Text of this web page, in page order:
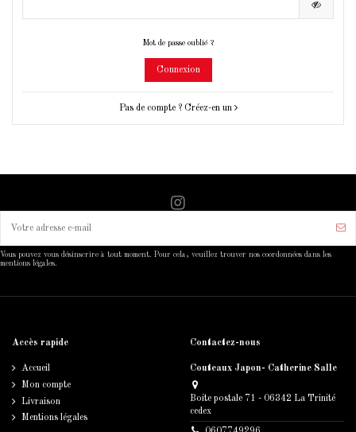
Mot de passe oublié ?
Connexion
Pas de compte ? Créez-en un
Vous pouvez vous désinscrire à tout moment. Pour cela, veuillez trouver nos coordonnées dans les
mentions légales.
Accès rapide
Accueil
Mon compte
Livraison
Mentions légales
Contactez-nous
Couteaux Japon- Catherine Salle
Boite postale 71 - 06342 La Trinité
cedex